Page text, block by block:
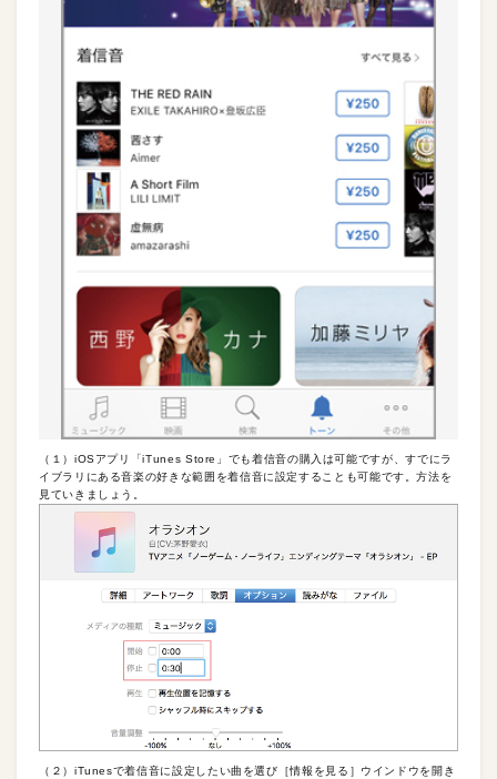
（１）iOSアプリ「iTunes Store」でも着信音の購入は可能ですが、すでにラ
イブラリにある音楽の好きな範囲を着信音に設定することも可能です。方法を
見ていきましょう。
（２）iTunesで着信音に設定したい曲を選び［情報を見る］ウインドウを開き